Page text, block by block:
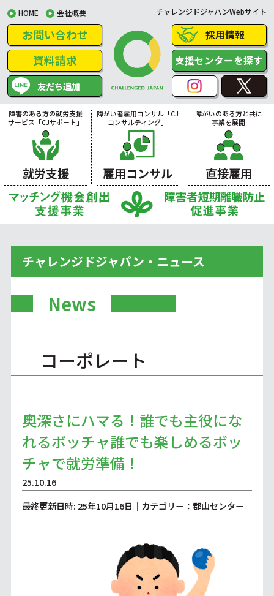
HOME 会社概要 チャレンジドジャパンWebサイト
お問い合わせ
資料請求
友だち追加
採用情報
支援センターを探す
障害のある方の就労支援
サービス「CJサポート」
就労支援
障がい者雇用コンサル「CJ
コンサルティング」
雇用コンサル
障がいのある方と共に
事業を展開
直接雇用
チャレンジドジャパン・ニュース
News
コーポレート
奥深さにハマる！誰でも主役にな
れるボッチャ誰でも楽しめるボッ
チャで就労準備！
25.10.16
最終更新日時: 25年10月16日｜カテゴリー：郡山センター